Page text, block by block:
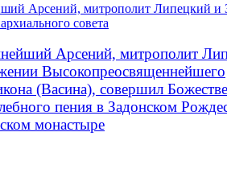
Арсений, митрополит Липецкий и
совета
Арсений, митрополит
Высокопреосвященнейшего
(Васина), совершил
пения в Задонском
монастыре